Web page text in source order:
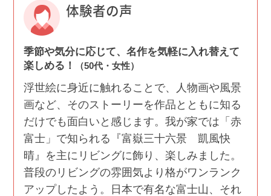
体験者の声
季節や気分に応じて、名作を気軽に入れ替えて
楽しめる！
（50代・女性）
浮世絵に身近に触れることで、人物画や風景
画など、そのストーリーを作品とともに知る
だけでも面白いと感じます。我が家では「赤
富士」で知られる『富嶽三十六景 凱風快
晴』を主にリビングに飾り、楽しみました。
普段のリビングの雰囲気より格がワンランク
アップしたよう。日本で有名な富士山、それ